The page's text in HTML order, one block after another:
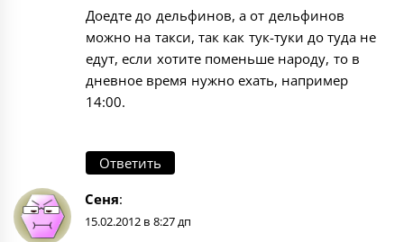
Доедте до дельфинов, а от дельфинов
можно на такси, так как тук-туки до туда не
едут, если хотите поменьше народу, то в
дневное время нужно ехать, например
14:00.
Ответить
Сеня:
15.02.2012 в 8:27 дп